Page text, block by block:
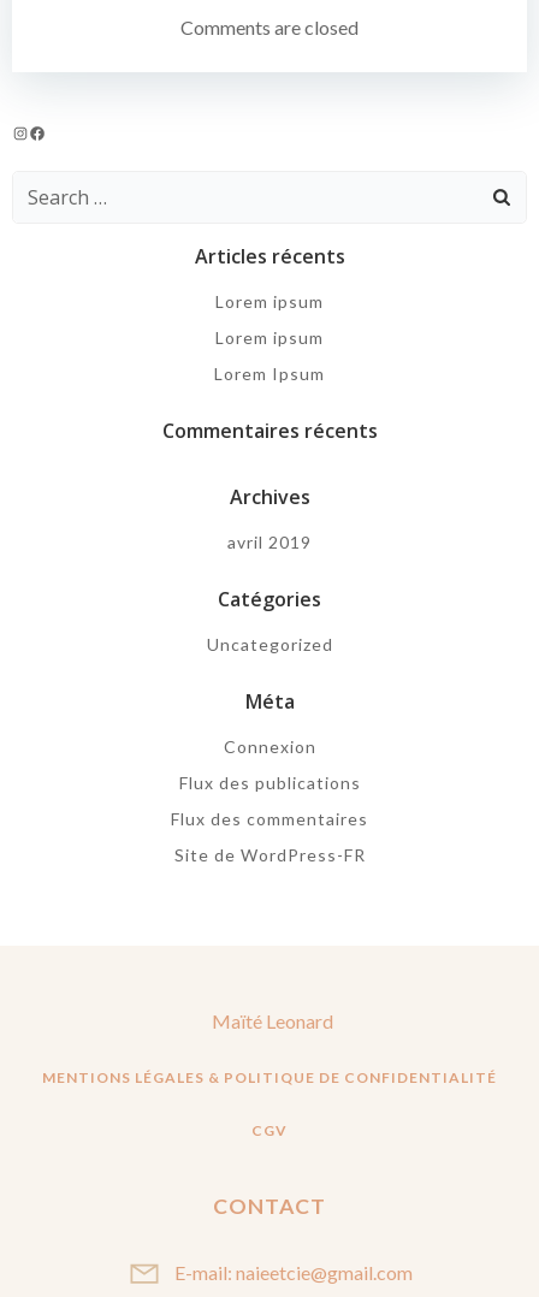
l’article
Comments are closed
Instagram
Facebook
Search
Articles récents
Lorem ipsum
Lorem ipsum
Lorem Ipsum
Commentaires récents
Archives
avril 2019
Catégories
Uncategorized
Méta
Connexion
Flux des publications
Flux des commentaires
Site de WordPress-FR
Maïté Leonard
MENTIONS LÉGALES & POLITIQUE DE CONFIDENTIALITÉ
CGV
CONTACT
E-mail: naieetcie@gmail.com